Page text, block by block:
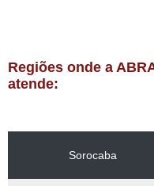
Regiões onde a
atende:
Sorocaba